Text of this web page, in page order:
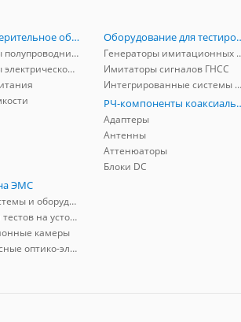
Электроизмерительное оборудование
Анализаторы полупроводников
Анализаторы электрической мощности
Оборудование
Генераторы
Имитаторы сигналов ГНСС
Интегрированные системы защиты от ГНСС-помех
РЧ-
Адаптеры
Антенны
Аттенюаторы
Блоки DC
ЭМС
Тестовые системы и оборудование
Антенны для тестов на устойчивость к ЭМП
камеры
Широкополосные оптико-электрические линии